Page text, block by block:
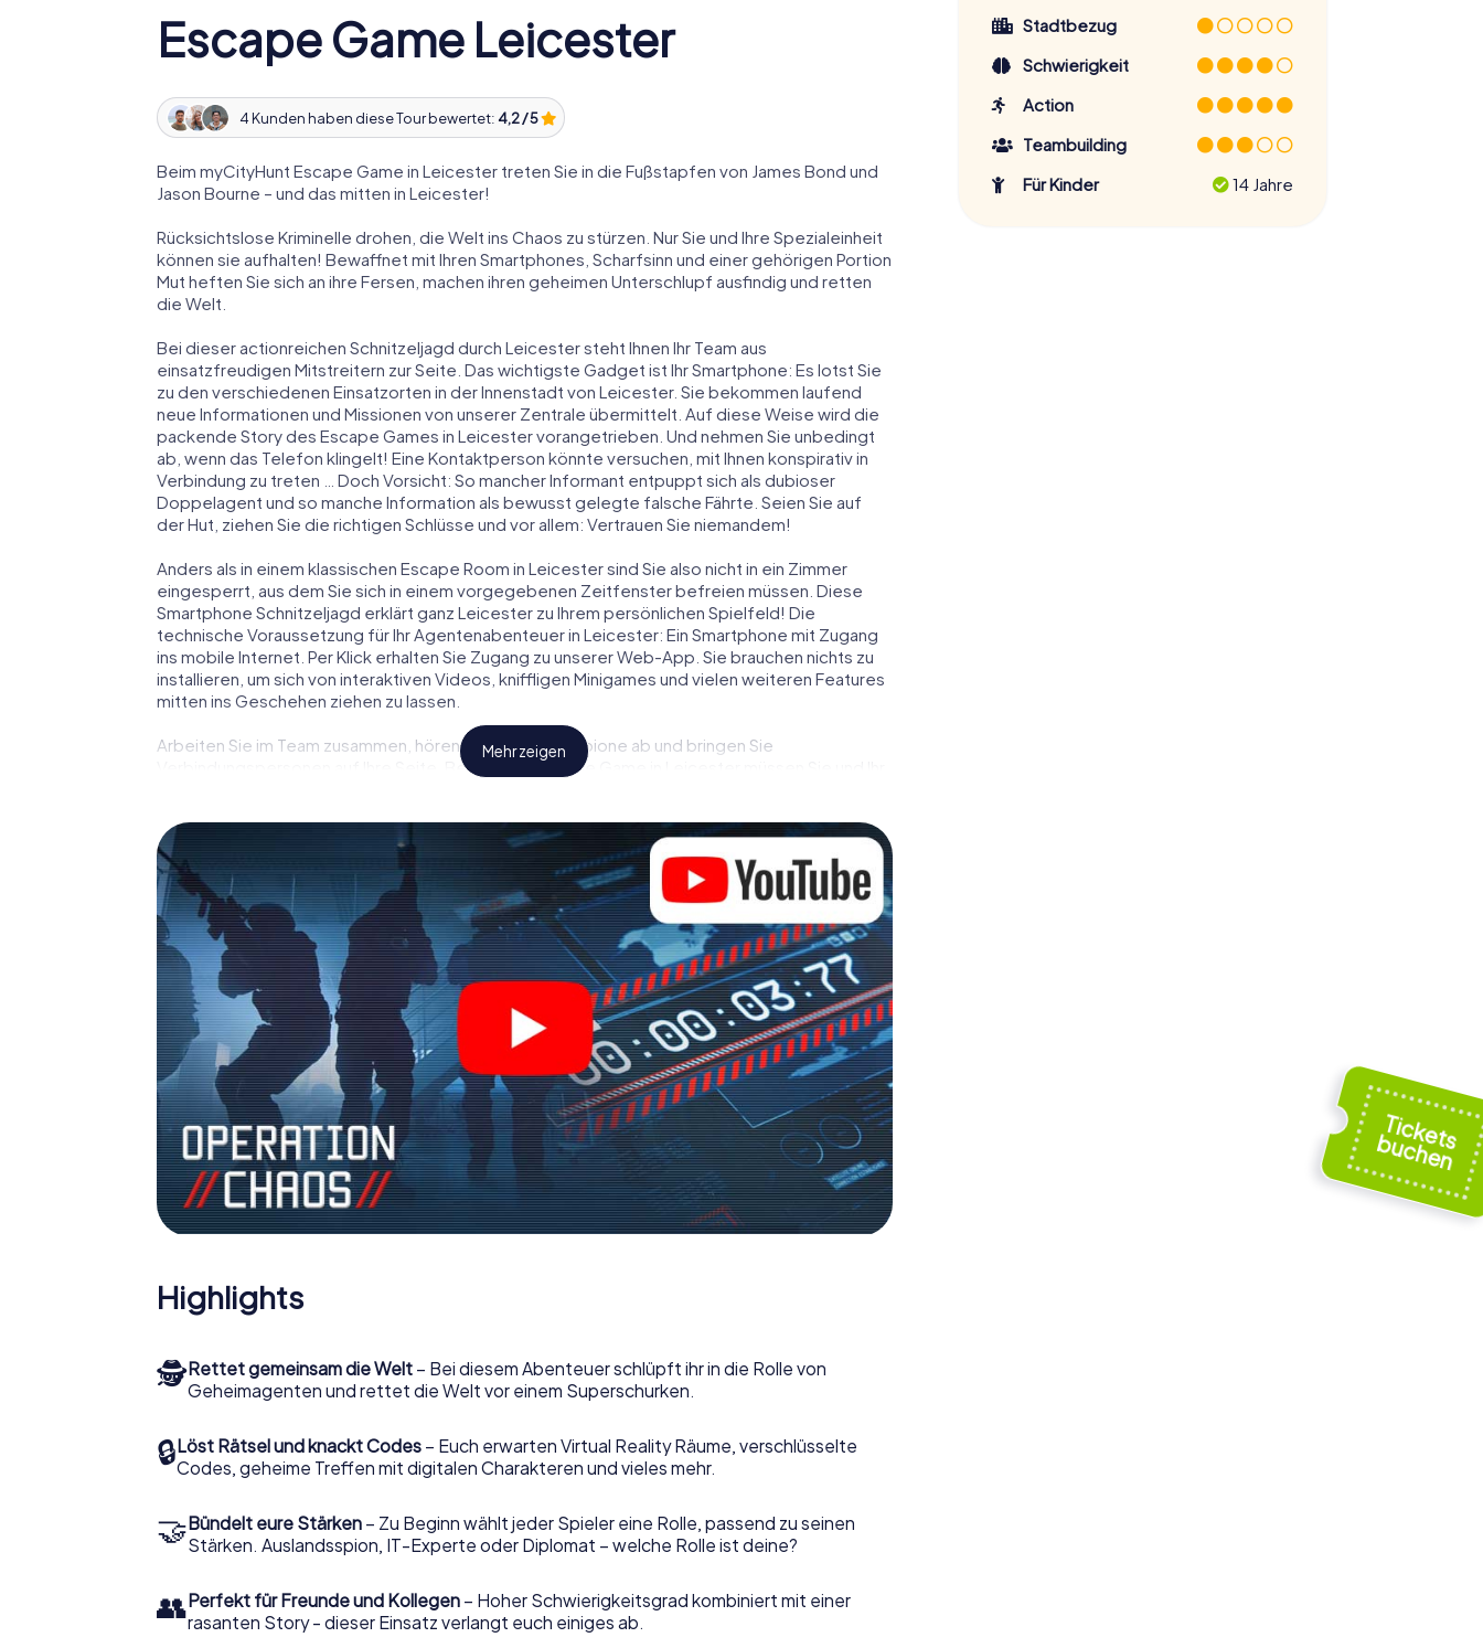
Escape Game Leicester
4 Kunden haben diese Tour bewertet: 4,2 / 5
Beim myCityHunt Escape Game in Leicester treten Sie in die Fußstapfen von James Bond und
Jason Bourne – und das mitten in Leicester!
Rücksichtslose Kriminelle drohen, die Welt ins Chaos zu stürzen. Nur Sie und Ihre Spezialeinheit
können sie aufhalten! Bewaffnet mit Ihren Smartphones, Scharfsinn und einer gehörigen Portion
Mut heften Sie sich an ihre Fersen, machen ihren geheimen Unterschlupf ausfindig und retten
die Welt.
Bei dieser actionreichen Schnitzeljagd durch Leicester steht Ihnen Ihr Team aus
einsatzfreudigen Mitstreitern zur Seite. Das wichtigste Gadget ist Ihr Smartphone: Es lotst Sie
zu den verschiedenen Einsatzorten in der Innenstadt von Leicester. Sie bekommen laufend
neue Informationen und Missionen von unserer Zentrale übermittelt. Auf diese Weise wird die
packende Story des Escape Games in Leicester vorangetrieben. Und nehmen Sie unbedingt
ab, wenn das Telefon klingelt! Eine Kontaktperson könnte versuchen, mit Ihnen konspirativ in
Verbindung zu treten … Doch Vorsicht: So mancher Informant entpuppt sich als dubioser
Doppelagent und so manche Information als bewusst gelegte falsche Fährte. Seien Sie auf
der Hut, ziehen Sie die richtigen Schlüsse und vor allem: Vertrauen Sie niemandem!
Anders als in einem klassischen Escape Room in Leicester sind Sie also nicht in ein Zimmer
eingesperrt, aus dem Sie sich in einem vorgegebenen Zeitfenster befreien müssen. Diese
Smartphone Schnitzeljagd erklärt ganz Leicester zu Ihrem persönlichen Spielfeld! Die
technische Voraussetzung für Ihr Agentenabenteuer in Leicester: Ein Smartphone mit Zugang
ins mobile Internet. Per Klick erhalten Sie Zugang zu unserer Web-App. Sie brauchen nichts zu
installieren, um sich von interaktiven Videos, kniffligen Minigames und vielen weiteren Features
mitten ins Geschehen ziehen zu lassen.
Arbeiten Sie im Team zusammen, hören Sie feindliche Spione ab und bringen Sie
Verbindungspersonen auf Ihre Seite. Bei diesem Escape Game in Leicester müssen Sie und Ihr
Team im Highscore von Leicester und erhalten Zugang zu Ihrer ganz persönlichen Bildergalerie.
Das myCityHunt Escape Game macht Leicester zu Ihrem ganz persönlichen Erlebnisspielplatz.
Holen Sie sich Ihre Tickets in die Welt der Spionage und Geheimagenten und verwandeln Sie
Leicester in einen Outdoor Escape Room!
Mehr zeigen
Highlights
🕵Rettet gemeinsam die Welt – Bei diesem Abenteuer schlüpft ihr in die Rolle von
Geheimagenten und rettet die Welt vor einem Superschurken.
🔒Löst Rätsel und knackt Codes – Euch erwarten Virtual Reality Räume, verschlüsselte
Codes, geheime Treffen mit digitalen Charakteren und vieles mehr.
🤝Bündelt eure Stärken – Zu Beginn wählt jeder Spieler eine Rolle, passend zu seinen
Stärken. Auslandsspion, IT-Experte oder Diplomat – welche Rolle ist deine?
👥Perfekt für Freunde und Kollegen – Hoher Schwierigkeitsgrad kombiniert mit einer
rasanten Story - dieser Einsatz verlangt euch einiges ab.
Stadtbezug
Schwierigkeit
Action
Teambuilding
Für Kinder
14 Jahre